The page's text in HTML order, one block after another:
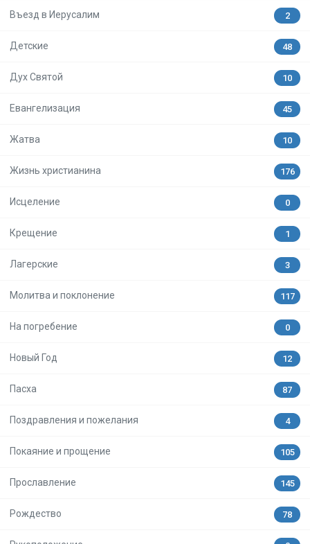
Въезд в Иерусалим 2
Детские 48
Дух Святой 10
Евангелизация 45
Жатва 10
Жизнь христианина 176
Исцеление 0
Крещение 1
Лагерские 3
Молитва и поклонение 117
На погребение 0
Новый Год 12
Пасха 87
Поздравления и пожелания 4
Покаяние и прощение 105
Прославление 145
Рождество 78